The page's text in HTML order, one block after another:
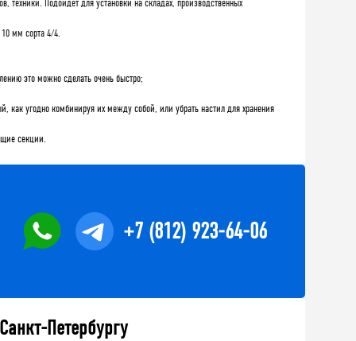
техники. Подойдет для установки на складах, производственных
мм сорта 4/4.
это можно сделать очень быстро;
как угодно комбинируя их между собой, или убрать настил для хранения
секции.
+7 (812) 923-64-06
Петербургу